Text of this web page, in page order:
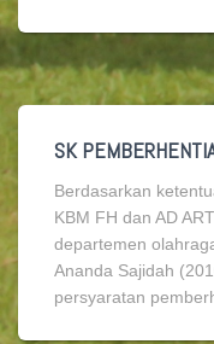
SK
Berdasarkan
KBM FH dan AD
departemen
Ananda Sajidah
persyaratan